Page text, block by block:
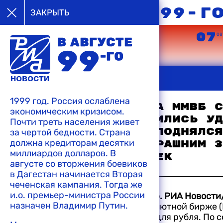
в августе 99-го
05 08’99 06 07
"Аль-Джазира" показала репортаж
дагестанского села, террористы
Дагестане надо расстрелять"
21:51 11-08-1999
Федеральные
решительно
ЗАКРЫТЬ
Валютные торги на ММВБ
"сегодня" завершились
рубля: его курс
сравнению со вчерашним
почти на 28 копеек
12:42 10-08-1999
МОСКВА, 10 августа, 1999. /Корр. РИА
Московской межбанковской валютной бирже
"сегодня" завершились удачно для рубля.
ЗАКРЫТЬ
1999 год. Россия ослаблена
экономическим кризисом.
Почти треть населения живет
за чертой бедности. Страна
должна кредиторам десятки
миллиардов долларов. В
августе со вторжения боевиков
в Дагестан начинается Вторая
чеченская кампания. Тогда же
и.о. премьер-министра России
назначен Владимир Путин.